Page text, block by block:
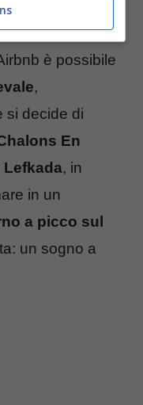
è possibile
,
si decide di
En
Lefkada, in
in un
a picco sul
un sogno a